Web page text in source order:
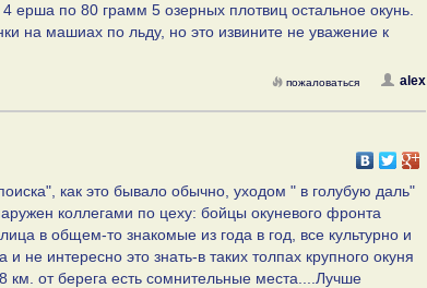
ерша по 80 грамм 5 озерных плотвиц остальное окунь.
на машиах по льду, но это извините не уважение к
alex
пожаловаться
как это бывало обычно, уходом " в голубую даль"
коллегами по цеху: бойцы окуневого фронта
в общем-то знакомые из года в год, все культурно и
не интересно это знать-в таких толпах крупного окуня
км. от берега есть сомнительные места....Лучше